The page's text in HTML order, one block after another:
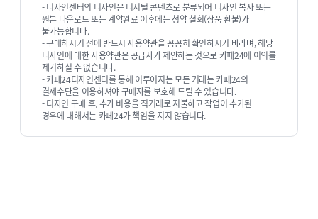
사이트내 검색기능
상단의 검색아이콘을 클릭하여 검색어를 입력하신
02
- 디자인센터의 디자인은 디지털 콘텐츠로 분류되어 디자인 복사 또는
원본 다운로드 또는 계약완료 이후에는 청약 철회(상품 환불)가
불가능합니다.
- 구매하시기 전에 반드시 사용약관을 꼼꼼히 확인하시기 바라며, 해당
디자인에 대한 사용약관은 공급자가 제안하는 것으로 카페24에 이의를
제기하실 수 없습니다.
- 카페24디자인센터를 통해 이루어지는 모든 거래는 카페24의
결제수단을 이용하셔야 구매자를 보호해 드릴 수 있습니다.
- 디자인 구매 후, 추가 비용을 직거래로 지불하고 작업이 추가된
경우에 대해서는 카페24가 책임을 지지 않습니다.